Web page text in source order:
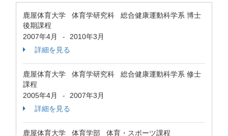
鹿屋体育大学 体育学研究科 総合健康運動科学系 博士
後期課程
2007年4月
-
2010年3月
詳細を見る
鹿屋体育大学 体育学研究科 総合健康運動科学系 修士
課程
2005年4月
-
2007年3月
詳細を見る
鹿屋体育大学 体育学部 体育・スポーツ課程